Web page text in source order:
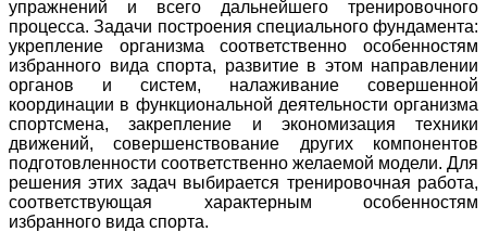
упражнений и всего дальнейшего тренировочного
процесса. Задачи построения специального фундамента:
укрепление организма соответственно особенностям
избранного вида спорта, развитие в этом направлении
органов и систем, налаживание совершенной
координации в функциональной деятельности организма
спортсмена, закрепление и экономизация техники
движений, совершенствование других компонентов
подготовленности соответственно желаемой модели. Для
решения этих задач выбирается тренировочная работа,
соответствующая характерным особенностям
избранного вида спорта.